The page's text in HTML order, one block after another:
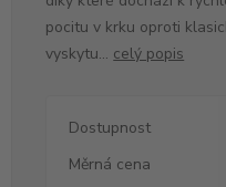
pocitu v krku oproti
vyskytu... celý popis
Dostupnost
Měrná cena